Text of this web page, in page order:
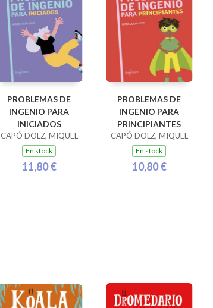
PROBLEMAS DE
INGENIO PARA
INICIADOS
CAPÓ DOLZ, MIQUEL
En stock
11,80 €
PROBLEMAS DE
INGENIO PARA
PRINCIPIANTES
CAPÓ DOLZ, MIQUEL
En stock
10,80 €